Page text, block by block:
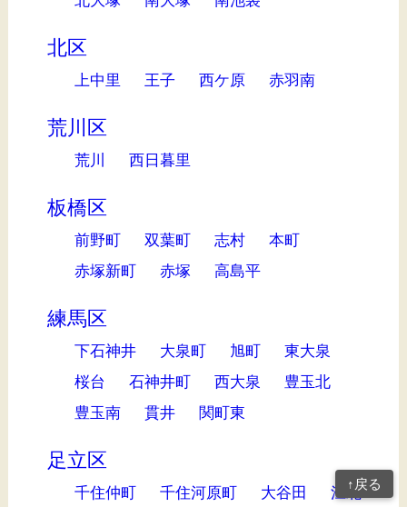
北区
上中里 王子 西ケ原 赤羽南
荒川区
荒川 西日暮里
板橋区
前野町 双葉町 志村
本町
赤塚新町
赤塚 高島平
練馬区
下石神井 大泉町 旭町
東大泉
桜台
石神井町 西大泉
豊玉北
豊玉南
貫井 関町東
足立区
千住仲町 千住河原町 大谷田 江北↑戻る